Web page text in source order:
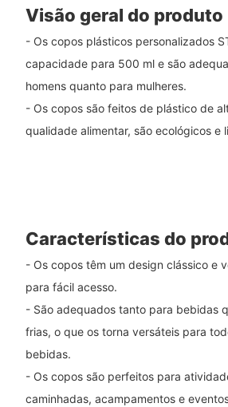
Visão geral do produto
- Os copos plásticos personalizados
capacidade para 500 ml e são
homens quanto para mulheres.
- Os copos são feitos de plástico de
qualidade alimentar, são ecológicos e
Características do
- Os copos têm um design clássico e
para fácil acesso.
- São adequados tanto para bebidas
frias, o que os torna versáteis para
bebidas.
- Os copos são perfeitos para
caminhadas, acampamentos e